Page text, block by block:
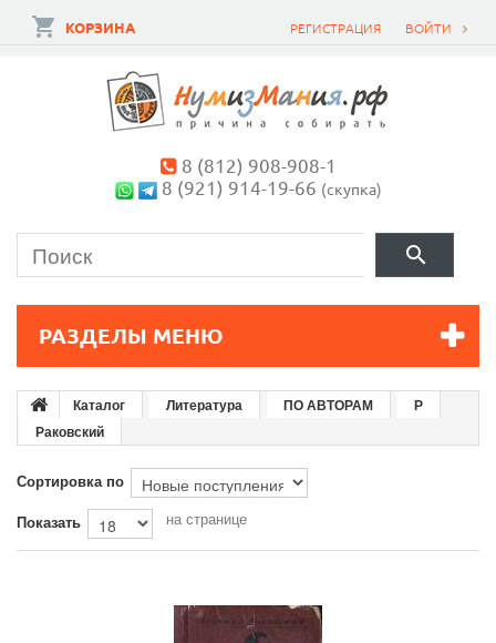
ВОЙТИ
РЕГИСТРАЦИЯ
КОРЗИНА
8 (812) 908-908-1
8 (921) 914-19-66 (скупка)
РАЗДЕЛЫ МЕНЮ
Каталог Литература ПО АВТОРАМ
Р
Раковский
Сортировка по
Показать
на странице